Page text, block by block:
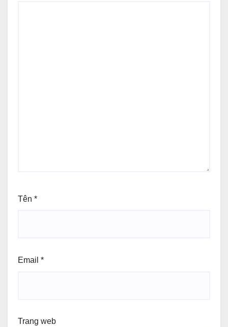
Tên *
Email *
Trang web